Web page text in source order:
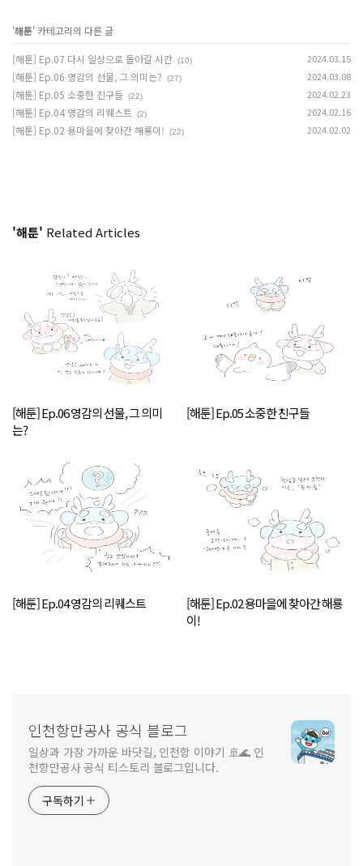
'해툰' 카테고리의 다른 글
[해툰] Ep.07 다시 일상으로 돌아갈 시간 (10) 2024.03.15
[해툰] Ep.06 영감의 선물, 그 의미는? (27) 2024.03.08
[해툰] Ep.05 소중한 친구들 (22) 2024.02.23
[해툰] Ep.04 영감의 리퀘스트 (2) 2024.02.16
[해툰] Ep.02 용마을에 찾아간 해룡이! (22) 2024.02.02
'해툰' Related Articles
[해툰] Ep.06 영감의 선물, 그 의미
는?
[해툰] Ep.05 소중한 친구들
[해툰] Ep.04 영감의 리퀘스트
[해툰] Ep.02 용마을에 찾아간 해룡
이!
인천항만공사 공식 블로그
일상과 가장 가까운 바닷길, 인천항 이야기 🚢🌊 인
천항만공사 공식 티스토리 블로그입니다.
구독하기